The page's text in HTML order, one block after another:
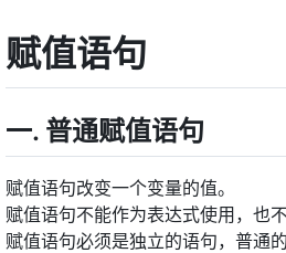
赋值语句
一. 普通赋值语句
赋值语句改变一个变量的值。
赋值语句不能作为表达式使用，也
赋值语句必须是独立的语句，普通